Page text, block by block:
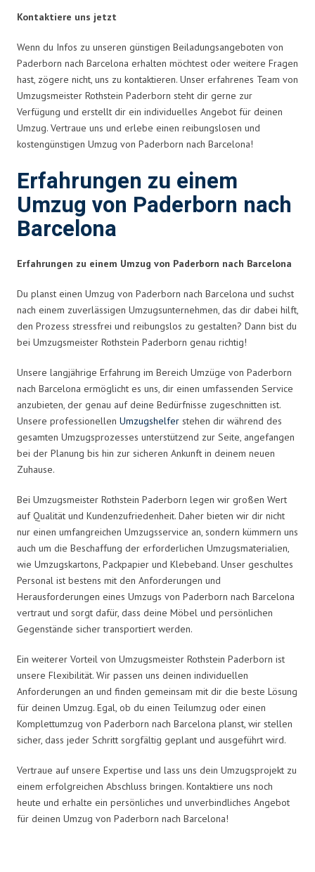
Kontaktiere uns jetzt
Wenn du Infos zu unseren günstigen Beiladungsangeboten von
Paderborn nach Barcelona erhalten möchtest oder weitere Fragen
hast, zögere nicht, uns zu kontaktieren. Unser erfahrenes Team von
Umzugsmeister Rothstein Paderborn steht dir gerne zur
Verfügung und erstellt dir ein individuelles Angebot für deinen
Umzug. Vertraue uns und erlebe einen reibungslosen und
kostengünstigen Umzug von Paderborn nach Barcelona!
Erfahrungen zu einem
Umzug von Paderborn nach
Barcelona
Erfahrungen zu einem Umzug von Paderborn nach Barcelona
Du planst einen Umzug von Paderborn nach Barcelona und suchst
nach einem zuverlässigen Umzugsunternehmen, das dir dabei hilft,
den Prozess stressfrei und reibungslos zu gestalten? Dann bist du
bei Umzugsmeister Rothstein Paderborn genau richtig!
Unsere langjährige Erfahrung im Bereich Umzüge von Paderborn
nach Barcelona ermöglicht es uns, dir einen umfassenden Service
anzubieten, der genau auf deine Bedürfnisse zugeschnitten ist.
Unsere professionellen Umzugshelfer stehen dir während des
gesamten Umzugsprozesses unterstützend zur Seite, angefangen
bei der Planung bis hin zur sicheren Ankunft in deinem neuen
Zuhause.
Bei Umzugsmeister Rothstein Paderborn legen wir großen Wert
auf Qualität und Kundenzufriedenheit. Daher bieten wir dir nicht
nur einen umfangreichen Umzugsservice an, sondern kümmern uns
auch um die Beschaffung der erforderlichen Umzugsmaterialien,
wie Umzugskartons, Packpapier und Klebeband. Unser geschultes
Personal ist bestens mit den Anforderungen und
Herausforderungen eines Umzugs von Paderborn nach Barcelona
vertraut und sorgt dafür, dass deine Möbel und persönlichen
Gegenstände sicher transportiert werden.
Ein weiterer Vorteil von Umzugsmeister Rothstein Paderborn ist
unsere Flexibilität. Wir passen uns deinen individuellen
Anforderungen an und finden gemeinsam mit dir die beste Lösung
für deinen Umzug. Egal, ob du einen Teilumzug oder einen
Komplettumzug von Paderborn nach Barcelona planst, wir stellen
sicher, dass jeder Schritt sorgfältig geplant und ausgeführt wird.
Vertraue auf unsere Expertise und lass uns dein Umzugsprojekt zu
einem erfolgreichen Abschluss bringen. Kontaktiere uns noch
heute und erhalte ein persönliches und unverbindliches Angebot
für deinen Umzug von Paderborn nach Barcelona!